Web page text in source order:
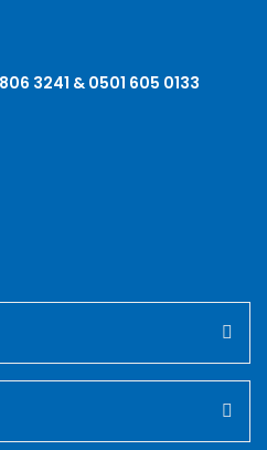
3241 & 0501 605 0133